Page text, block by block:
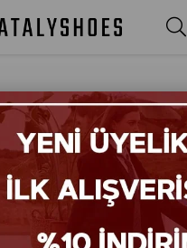
3000TL VE ÜZERİ ÜCRETSİZ KARGO!